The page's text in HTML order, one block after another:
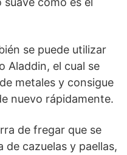
se puede utilizar
Aladdin, el cual se
metales y consigue
nuevo rápidamente.
de fregar que se
de cazuelas y paellas,